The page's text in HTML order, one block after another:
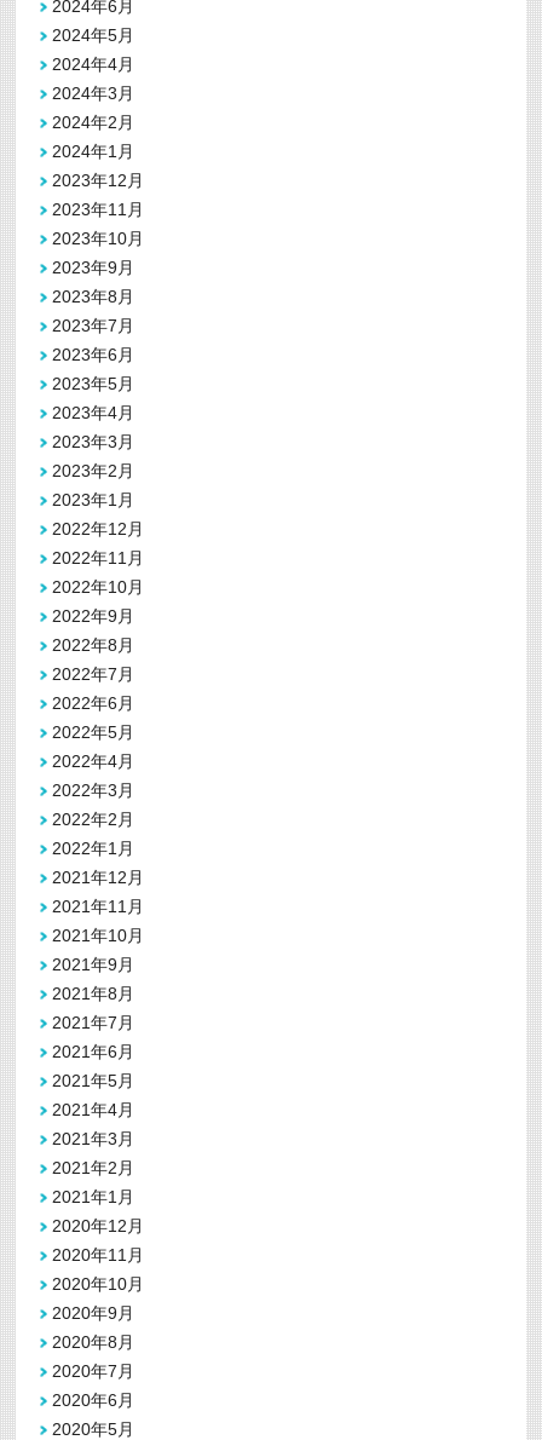
2024年6月
2024年5月
2024年4月
2024年3月
2024年2月
2024年1月
2023年12月
2023年11月
2023年10月
2023年9月
2023年8月
2023年7月
2023年6月
2023年5月
2023年4月
2023年3月
2023年2月
2023年1月
2022年12月
2022年11月
2022年10月
2022年9月
2022年8月
2022年7月
2022年6月
2022年5月
2022年4月
2022年3月
2022年2月
2022年1月
2021年12月
2021年11月
2021年10月
2021年9月
2021年8月
2021年7月
2021年6月
2021年5月
2021年4月
2021年3月
2021年2月
2021年1月
2020年12月
2020年11月
2020年10月
2020年9月
2020年8月
2020年7月
2020年6月
2020年5月